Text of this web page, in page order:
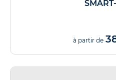
à partir de